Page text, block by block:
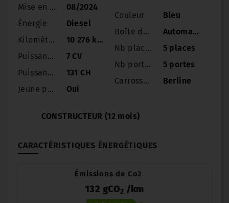
Mise en circulation
08/2024
Énergie
Diesel
Kilométrage
10 276 km
Puissance
7 CV
Puissance réelle
131 CH
Jeune permis
Oui
Couleur
Bleu
Boîte de vitesse
Automatique
Nb places
5 places
Nb portes
5 portes
Carrosserie
Berline
CONSTRUCTEUR (12 mois)
CARACTÉRISTIQUES ÉNERGÉTIQUES
Émissions de Co2
132 gCO2 /km